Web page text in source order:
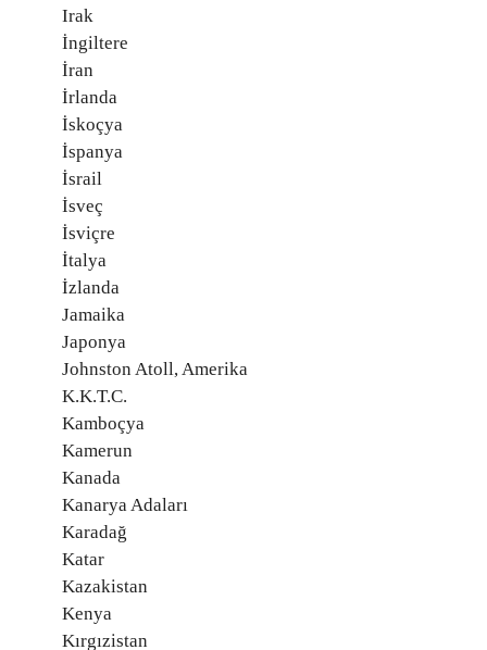
Irak
İngiltere
İran
İrlanda
İskoçya
İspanya
İsrail
İsveç
İsviçre
İtalya
İzlanda
Jamaika
Japonya
Johnston Atoll, Amerika
K.K.T.C.
Kamboçya
Kamerun
Kanada
Kanarya Adaları
Karadağ
Katar
Kazakistan
Kenya
Kırgızistan